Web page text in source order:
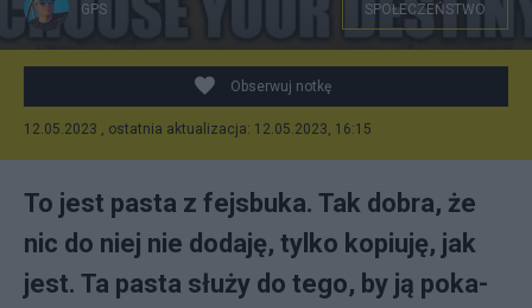
GPS SPOŁECZEŃSTWO
Obserwuj notkę
12.05.2023 , ostatnia aktualizacja: 12.05.2023, 16:15
To je­st pa­sta z fejs­bu­ka. Tak do­bra, że
nic do niej nie do­da­ję, tyl­ko ko­piu­ję, jak
je­st. Ta pa­sta słu­ży do te­go, by ją po­ka­